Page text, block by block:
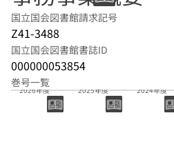
国立国会図書館請求記号
Z41-3488
国立国会図書館書誌ID
000000053854
巻号一覧
2026年度 2025年度 2024年度